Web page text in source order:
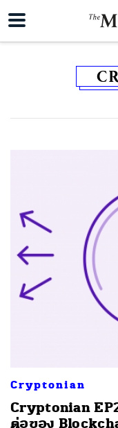
Cryptonian
Cryptonian
ต่อของ